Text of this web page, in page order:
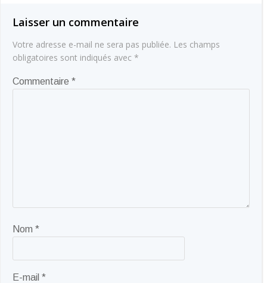
Laisser un commentaire
Votre adresse e-mail ne sera pas publiée. Les champs
obligatoires sont indiqués avec *
Commentaire *
Nom *
E-mail *